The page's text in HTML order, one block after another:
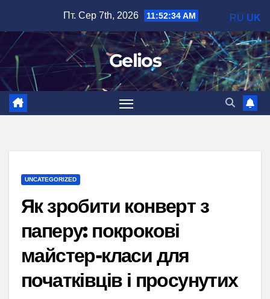
вмісту
Пт. Сер 7th, 2026 11:52:35 AM
Gelios
UNCATEGORIZED
Як зробити конверт з
паперу: покрокові
майстер-класи для
початківців і просунутих
RU UK